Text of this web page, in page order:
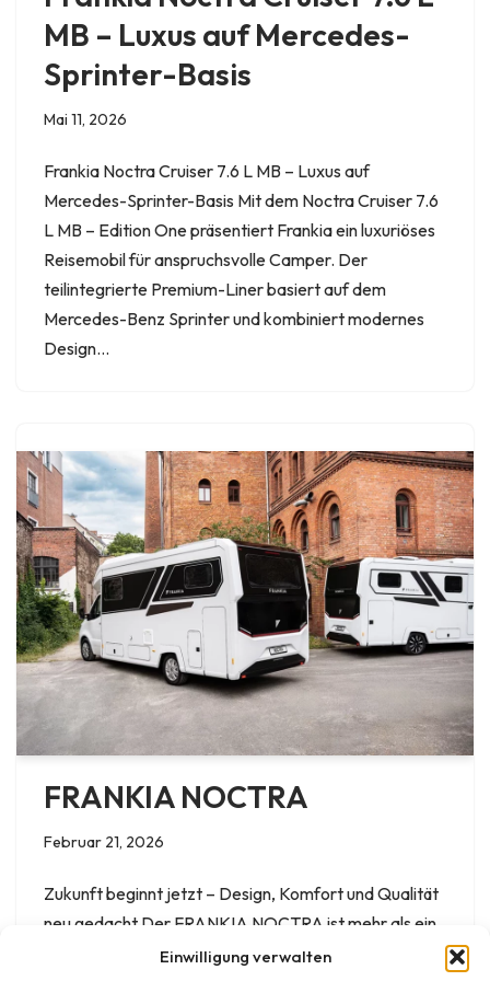
Einwilligung verwalten
MB – Luxus auf Mercedes-
Sprinter-Basis
Mai 11, 2026
Frankia Noctra Cruiser 7.6 L MB – Luxus auf
Mercedes-Sprinter-Basis Mit dem Noctra Cruiser 7.6
L MB – Edition One präsentiert Frankia ein luxuriöses
Reisemobil für anspruchsvolle Camper. Der
teilintegrierte Premium-Liner basiert auf dem
Mercedes-Benz Sprinter und kombiniert modernes
Design…
FRANKIA NOCTRA
Februar 21, 2026
Zukunft beginnt jetzt – Design, Komfort und Qualität
neu gedacht Der FRANKIA NOCTRA ist mehr als ein
teilintegriertes Reisemobil – er ist ein Statement. Als